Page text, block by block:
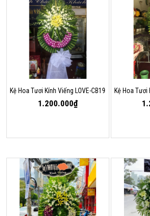
Kệ Hoa Tươi Kính Viếng LOVE-CB19
1.200.000₫
Kệ Hoa Tươi